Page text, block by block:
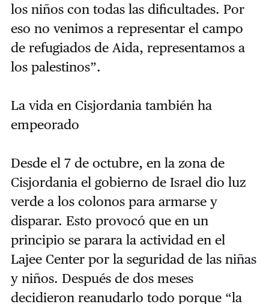
los niños con todas las dificultades. Por
eso no venimos a representar el campo
de refugiados de Aida, representamos a
los palestinos”.
La vida en Cisjordania también ha
empeorado
Desde el 7 de octubre, en la zona de
Cisjordania el gobierno de Israel dio luz
verde a los colonos para armarse y
disparar. Esto provocó que en un
principio se parara la actividad en el
Lajee Center por la seguridad de las niñas
y niños. Después de dos meses
decidieron reanudarlo todo porque “la